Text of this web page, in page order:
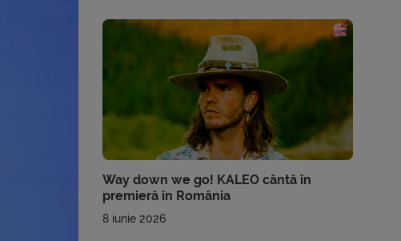
Way down we go! KALEO cântă în
premieră în România
8 iunie 2026